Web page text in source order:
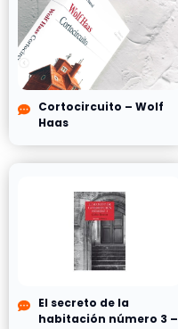
Cortocircuito – Wolf
Haas
El secreto de la
habitación número 3 –